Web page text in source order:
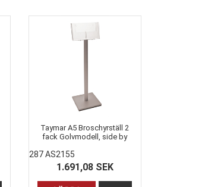
Taymar A5 Broschyrställ 2
fack Golvmodell, side by
287 AS2155
1.691,08 SEK